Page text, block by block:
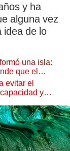
y ha
alguna vez
idea de lo
una isla:
que el
evitar el
y